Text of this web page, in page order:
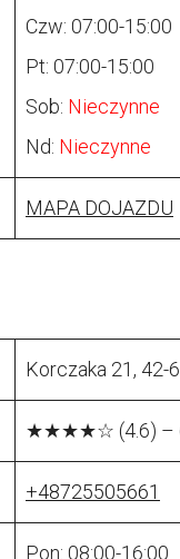
Czw: 07:00-15:00
Pt: 07:00-15:00
Sob: Nieczynne
Nd: Nieczynne
MAPA DOJAZDU
Korczaka 21, 42-
★★★★☆ (4.6) –
+48725505661
Pon: 08:00-16:00